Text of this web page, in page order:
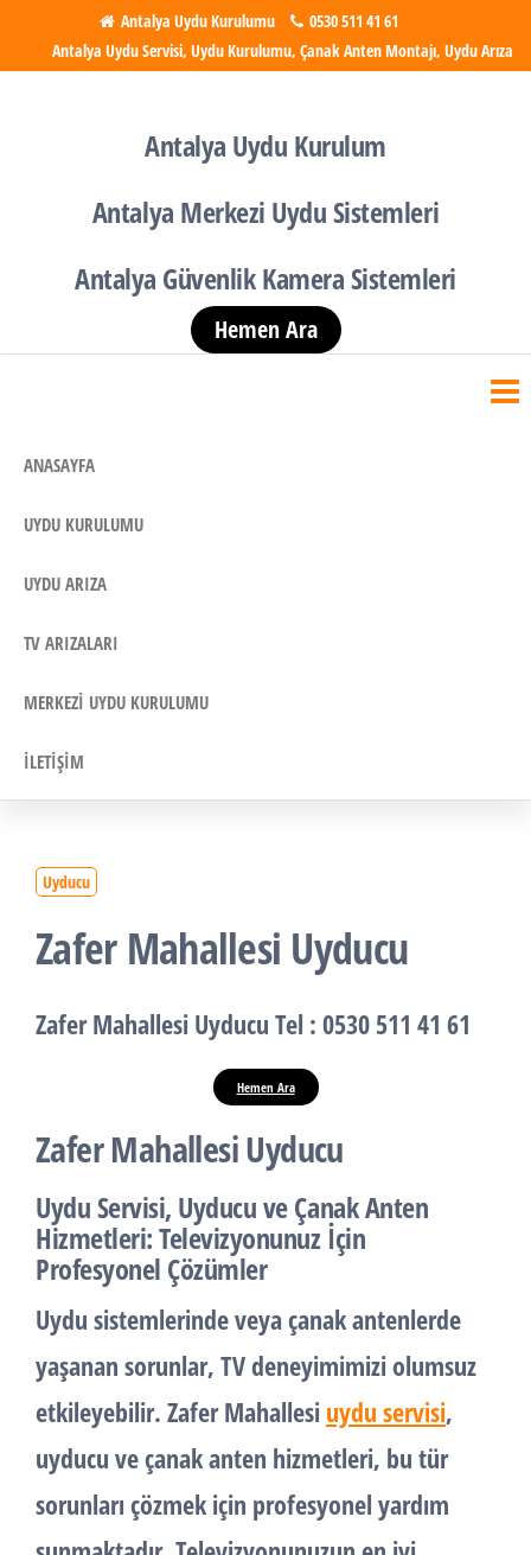
atla
Antalya Uydu Kurulumu
0530 511 41 61
Antalya Uydu Servisi, Uydu Kurulumu, Çanak Anten Montajı, Uydu Arıza
Antalya Uydu Kurulum
Antalya Merkezi Uydu Sistemleri
Antalya Güvenlik Kamera Sistemleri
Hemen Ara
ANASAYFA
UYDU KURULUMU
UYDU ARIZA
TV ARIZALARI
MERKEZI UYDU KURULUMU
İLETIŞIM
Uyducu
Zafer Mahallesi Uyducu
Zafer Mahallesi Uyducu Tel : 0530 511 41 61
Hemen Ara
Zafer Mahallesi Uyducu
Uydu Servisi, Uyducu ve Çanak Anten
Hizmetleri: Televizyonunuz İçin
Profesyonel Çözümler
Uydu sistemlerinde veya çanak antenlerde
yaşanan sorunlar, TV deneyimimizi olumsuz
etkileyebilir. Zafer Mahallesi uydu servisi,
uyducu ve çanak anten hizmetleri, bu tür
sorunları çözmek için profesyonel yardım